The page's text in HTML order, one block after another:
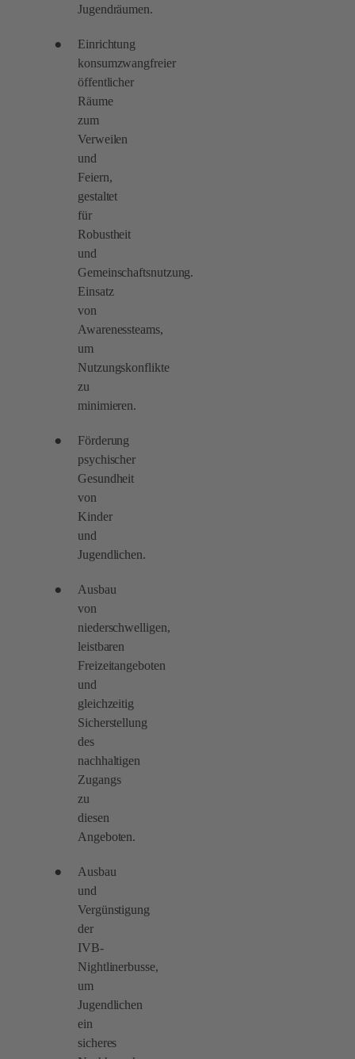
Jugendräumen.
Einrichtung
konsumzwangfreier
öffentlicher
Räume
zum
Verweilen
und
Feiern,
gestaltet
für
Robustheit
und
Gemeinschaftsnutzung.
Einsatz
von
Awarenessteams,
um
Nutzungskonflikte
zu
minimieren.
Förderung
psychischer
Gesundheit
von
Kinder
und
Jugendlichen.
Ausbau
von
niederschwelligen,
leistbaren
Freizeitangeboten
und
gleichzeitig
Sicherstellung
des
nachhaltigen
Zugangs
zu
diesen
Angeboten.
Ausbau
und
Vergünstigung
der
IVB-
Nightlinerbusse,
um
Jugendlichen
ein
sicheres